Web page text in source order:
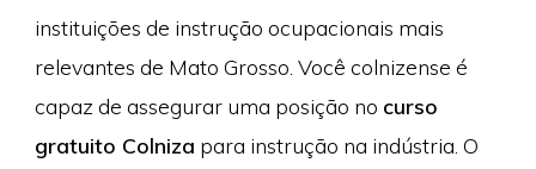
instituições de instrução ocupacionais mais
relevantes de Mato Grosso. Você colnizense é
capaz de assegurar uma posição no curso
gratuito Colniza para instrução na indústria. O